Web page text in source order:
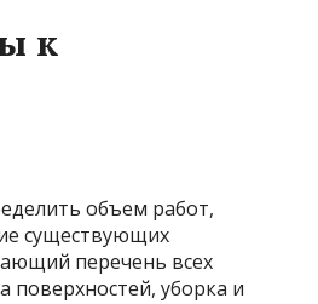
к
объем работ,
существующих
перечень всех
поверхностей, уборка и